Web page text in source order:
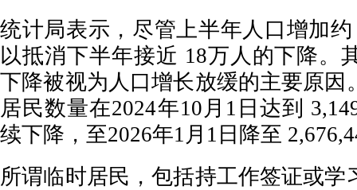
统计局表示，尽管上半年人口增加
以抵消下半年接近 18万人的下降。
下降被视为人口增长放缓的主要原因
居民数量在2024年10月1日达到
续下降，至2026年1月1日降至
所谓临时居民，包括持工作签证或学